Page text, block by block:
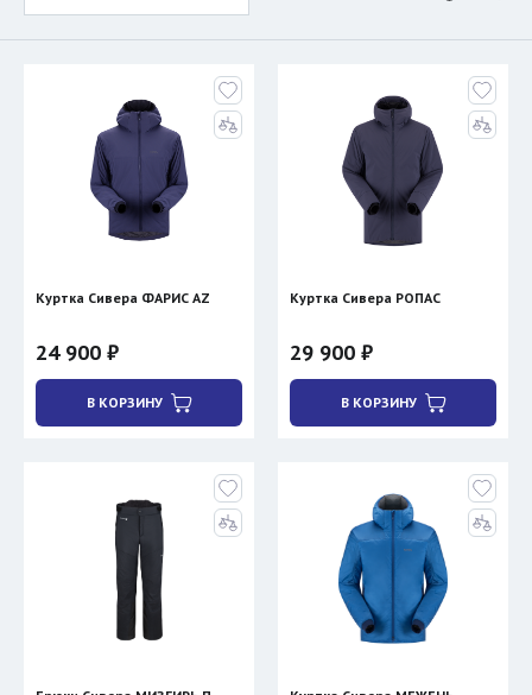
Куртка Сивера ФАРИС AZ
24 900 ₽
В КОРЗИНУ
Куртка Сивера РОПАС
29 900 ₽
В КОРЗИНУ